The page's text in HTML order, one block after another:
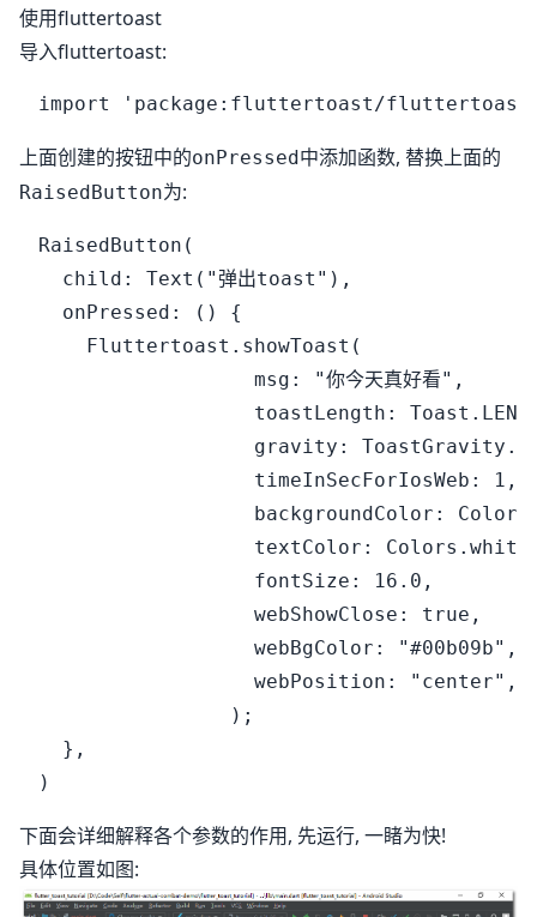
使用fluttertoast
导入fluttertoast:
上面创建的按钮中的onPressed中添加函数, 替换上面的
RaisedButton为:
RaisedButton(
  child: Text("弹出toast"),
  onPressed: () {
    Fluttertoast.showToast(
                  msg: "你今天真好看",
toastLength:
gravity:
                  timeInSecForIosWeb: 1,
backgroundColor:
textColor:
                  fontSize: 16.0,
                  webShowClose: true,
                  webBgColor: "#00b09b",
                  webPosition: "center",
                );
  },
下面会详细解释各个参数的作用, 先运行, 一睹为快!
具体位置如图: